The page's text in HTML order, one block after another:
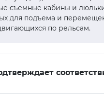
съемные кабины и
для подъема и
по рельсам.